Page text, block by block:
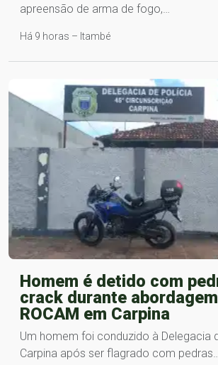
apreensão de arma de fogo,…
Há 9 horas – Itambé
Homem é detido com
crack durante
ROCAM em Carpina
Um homem foi conduzido à Delegacia
Carpina após ser flagrado com